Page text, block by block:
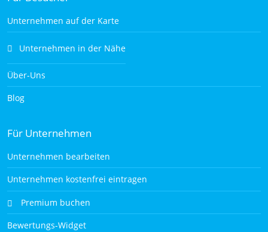
Unternehmen auf der Karte
Unternehmen in der Nähe
Über-Uns
Blog
Für Unternehmen
Unternehmen bearbeiten
Unternehmen kostenfrei eintragen
Premium buchen
Bewertungs-Widget